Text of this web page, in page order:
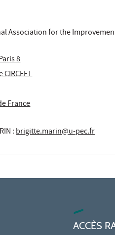
Association for the
8
France
:brigitte.marin@u-pec.fr
ACCÈS